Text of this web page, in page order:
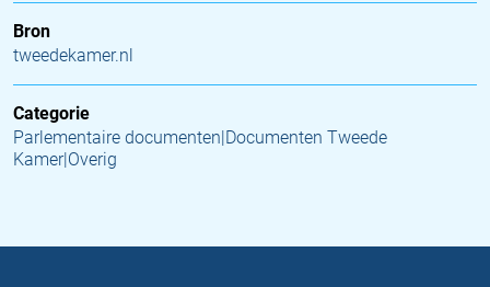
Bron
tweedekamer.nl
Categorie
Parlementaire documenten|Documenten Tweede
Kamer|Overig